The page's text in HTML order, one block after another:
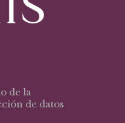
de la
de datos